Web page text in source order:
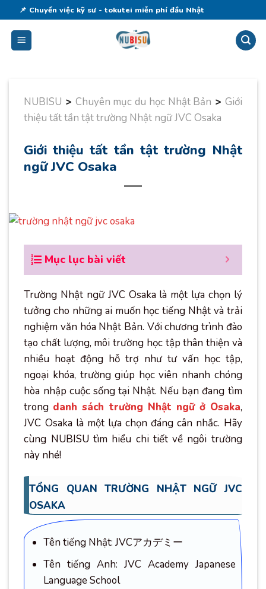
to
content
📌 Chuyển việc kỹ sư - tokutei miễn phí đầu Nhật
NUBISU > Chuyên mục du học Nhật Bản > Giới
thiệu tất tần tật trường Nhật ngữ JVC Osaka
Giới thiệu tất tần tật trường Nhật
ngữ JVC Osaka
Mục lục bài viết
Trường Nhật ngữ JVC Osaka là một lựa chọn lý
tưởng cho những ai muốn học tiếng Nhật và trải
nghiệm văn hóa Nhật Bản. Với chương trình đào
tạo chất lượng, môi trường học tập thân thiện và
nhiều hoạt động hỗ trợ như tư vấn học tập,
ngoại khóa, trường giúp học viên nhanh chóng
hòa nhập cuộc sống tại Nhật. Nếu bạn đang tìm
trong danh sách trường Nhật ngữ ở Osaka,
JVC Osaka là một lựa chọn đáng cân nhắc. Hãy
cùng NUBISU tìm hiểu chi tiết về ngôi trường
này nhé!
TỔNG QUAN TRƯỜNG NHẬT NGỮ JVC
OSAKA
Tên tiếng Nhật: JVCアカデミー
Tên tiếng Anh: JVC Academy Japanese
Language School